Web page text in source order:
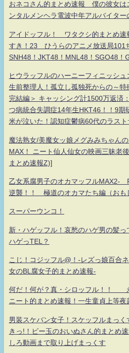
おネコさん的まとめ速報 僕の彼女は
ンタルメンヘラ電波中年アルバイタ
アイドッフル！ ワタクシ的まとめ
すき！23 ひうらのアニメ放送局101
SNH48！JKT48！MNL48！SGO48！
ヒウラッフルのハーニーフィニッシュ
生前整理人！孤立し孤独死からの～
完結編＞ キャッシング計1500万返済
つ病統合失調症14年生HKT46！！9期
米が泣いた！認知症鬱病60代のラス
魔法熟女/美魔女ッ娘メグみみちゃん
MAX！ ニート仙人仙女の映画三昧老
まとめ速報Z)]
乙女系腐男子のオカマッフルMAX2-
逆襲！！ 極道のオカマたち編（おも
スーパーウンコ！
新・ハゲッフル！哀愁のハゲ男の髪っ
ハゲっTEL？
こじ！コジッフル@！-レズっ娘百合
女のBL腐女子的まとめ速報-
何だ！何が？真・シロッフル！！
ニート的まとめ速報！一生童貞上等夜
男装スケバン女子！スケッフルまっ
きっ!！ビー玉のおいぬさん的まとめ
しろ動画まで取り上げまっくす